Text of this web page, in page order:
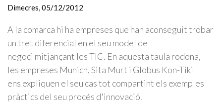
Dimecres, 05/12/2012
A la comarca hi ha empreses que han aconseguit trobar
un tret diferencial en el seu model de
negoci mitjançant les TIC. En aquesta taula rodona,
les empreses Munich, Sita Murt i Globus Kon-Tiki
ens expliquen el seu cas tot compartint els exemples
pràctics del seu procés d'innovació.